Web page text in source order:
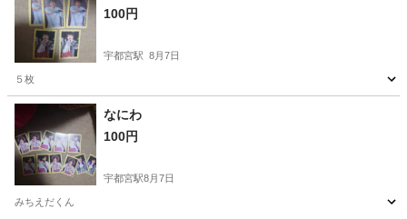
100円
宇都宮駅 8月7日
５枚
栃木 宇都宮市 宇都宮駅
なにわ
100円
宇都宮駅8月7日
みちえだくん